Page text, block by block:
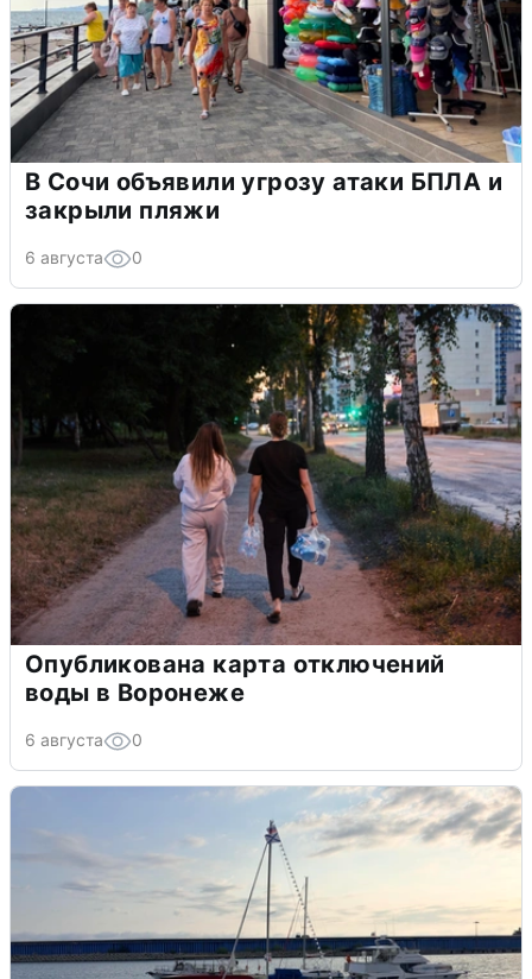
В Сочи объявили угрозу атаки БПЛА и
закрыли пляжи
6 августа 0
Опубликована карта отключений
воды в Воронеже
6 августа 0